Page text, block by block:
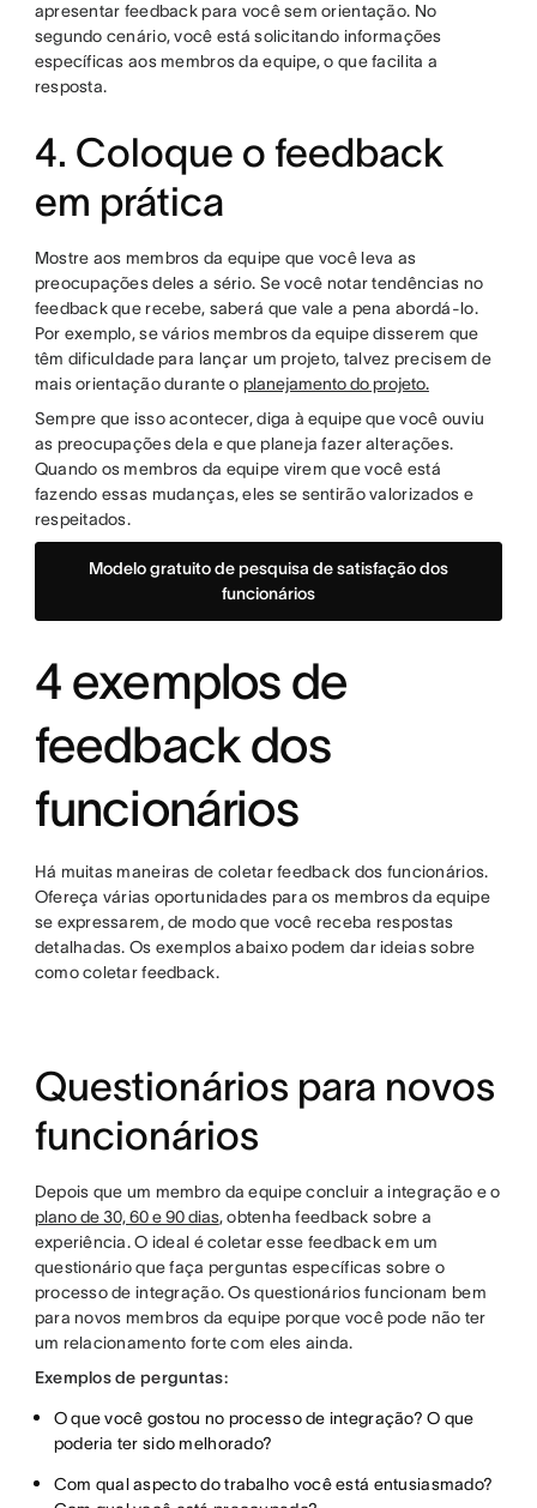
apresentar feedback para você sem orientação. No
segundo cenário, você está solicitando informações
específicas aos membros da equipe, o que facilita a
resposta.
4. Coloque o feedback
em prática
Mostre aos membros da equipe que você leva as
preocupações deles a sério. Se você notar tendências no
feedback que recebe, saberá que vale a pena abordá-lo.
Por exemplo, se vários membros da equipe disserem que
têm dificuldade para lançar um projeto, talvez precisem de
mais orientação durante o planejamento do projeto.
Sempre que isso acontecer, diga à equipe que você ouviu
as preocupações dela e que planeja fazer alterações.
Quando os membros da equipe virem que você está
fazendo essas mudanças, eles se sentirão valorizados e
respeitados.
Modelo gratuito de pesquisa de satisfação dos
funcionários
4 exemplos de
feedback dos
funcionários
Há muitas maneiras de coletar feedback dos funcionários.
Ofereça várias oportunidades para os membros da equipe
se expressarem, de modo que você receba respostas
detalhadas. Os exemplos abaixo podem dar ideias sobre
como coletar feedback.
Questionários para novos
funcionários
Depois que um membro da equipe concluir a integração e o
plano de 30, 60 e 90 dias, obtenha feedback sobre a
experiência. O ideal é coletar esse feedback em um
questionário que faça perguntas específicas sobre o
processo de integração. Os questionários funcionam bem
para novos membros da equipe porque você pode não ter
um relacionamento forte com eles ainda.
Exemplos de perguntas:
O que você gostou no processo de integração? O que
poderia ter sido melhorado?
Com qual aspecto do trabalho você está entusiasmado?